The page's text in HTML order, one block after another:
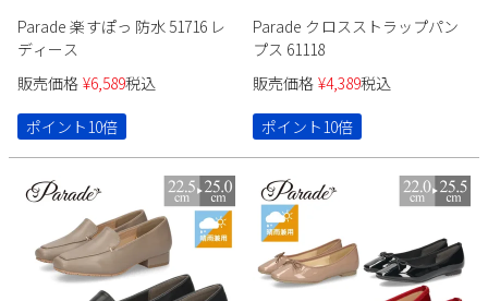
営業日カレンダー
休業日
日 木
1
2
4 6
8
10
16
17 20 21
22
23
24 25 27 28
29
Parade 楽すぽっ 防水 51716 レ
ディース
販売価格 ¥6,589税込
ポイント10倍
Parade クロスストラップパン
プス 61118
販売価格 ¥4,389税込
ポイント10倍